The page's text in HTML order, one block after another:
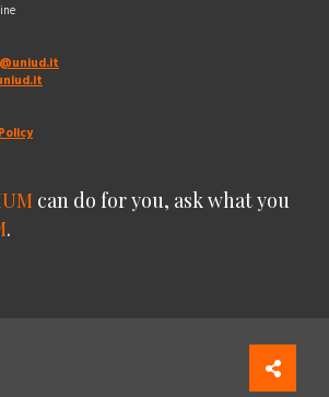
can do for you, ask what you
.